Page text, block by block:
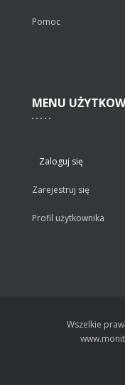
Pomoc
MENU
Zaloguj się
Zarejestruj się
Profil użytkownika
Wszelkie